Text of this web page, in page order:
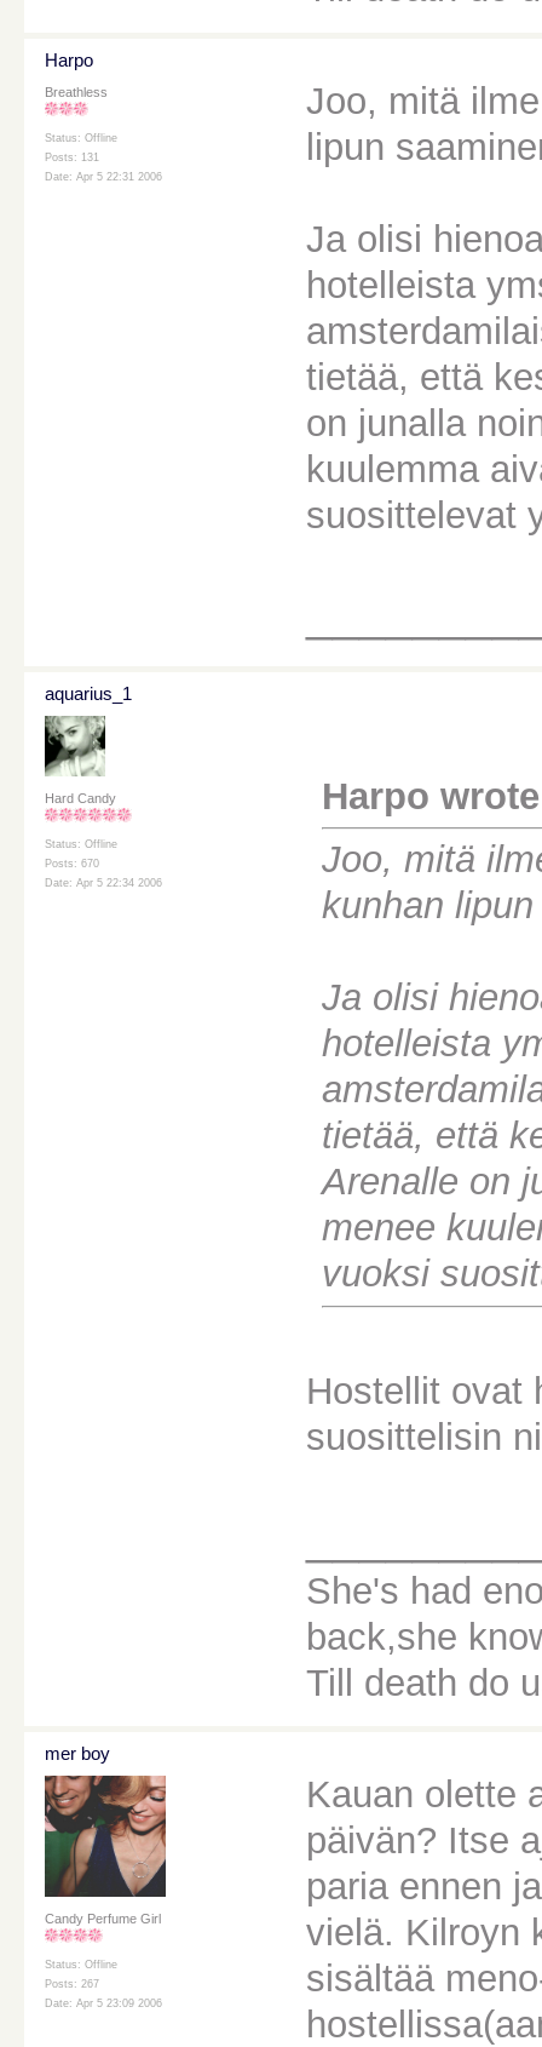
Harpo
Breathless
Status: Offline
Posts: 131
Date: Apr 5 22:31 2006
Joo, mitä
lipun
Ja olisi
hotelleista
tietää, että
on junalla
kuulemma
suosittelevat
aquarius_1
Hard Candy
Status: Offline
Posts: 670
Date: Apr 5 22:34 2006
Harpo
Joo, mitä
kunhan
Ja olisi
hotelleista
tietää, että
Arenalle on
menee
vuoksi
Hostellit ovat
suosittelisin
She's had
back,she
Till death do
mer boy
Candy Perfume Girl
Status: Offline
Posts: 267
Date: Apr 5 23:09 2006
Kauan olette
päivän? Itse
paria ennen
vielä. Kilroyn
sisältää